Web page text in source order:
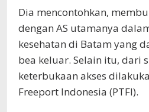
Dia mencontohkan,
dengan AS utamanya
kesehatan di Batam yang
bea keluar. Selain itu, dari
keterbukaan akses
Freeport Indonesia (PTFI).